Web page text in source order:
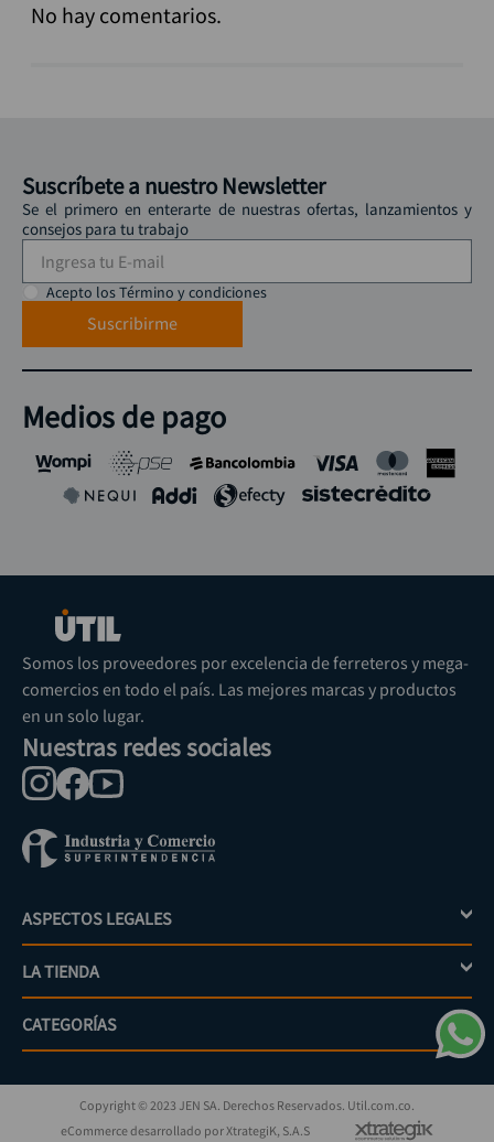
No hay comentarios.
Suscríbete a nuestro Newsletter
Se el primero en enterarte de nuestras ofertas, lanzamientos y
consejos para tu trabajo
Acepto los Término y condiciones
Suscribirme
Medios de pago
Somos los proveedores por excelencia de ferreteros y mega-
comercios en todo el país. Las mejores marcas y productos
en un solo lugar.
Nuestras redes sociales
ASPECTOS LEGALES +
Política de tratamiento de datos personales
Términos y condiciones
Políticas de devolución
Políticas de garantías y devoluciones
LA TIENDA +
Mi cuenta
PQRs
¿Cómo comprar?
CATEGORÍAS
Jardinería
EléctricosCopyright © 2023 JEN SA. Derechos Reservados. Util.com.co.
eCommerce desarrollado por XtrategiK, S.A.S